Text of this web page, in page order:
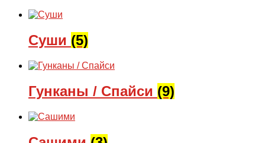
Суши (5)
Гунканы / Спайси (9)